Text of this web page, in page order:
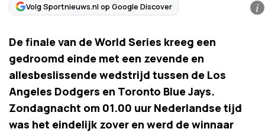
Volg Sportnieuws.nl op Google Discover i
De finale van de World Series kreeg een
gedroomd einde met een zevende en
allesbeslissende wedstrijd tussen de Los
Angeles Dodgers en Toronto Blue Jays.
Zondagnacht om 01.00 uur Nederlandse tijd
was het eindelijk zover en werd de winnaar